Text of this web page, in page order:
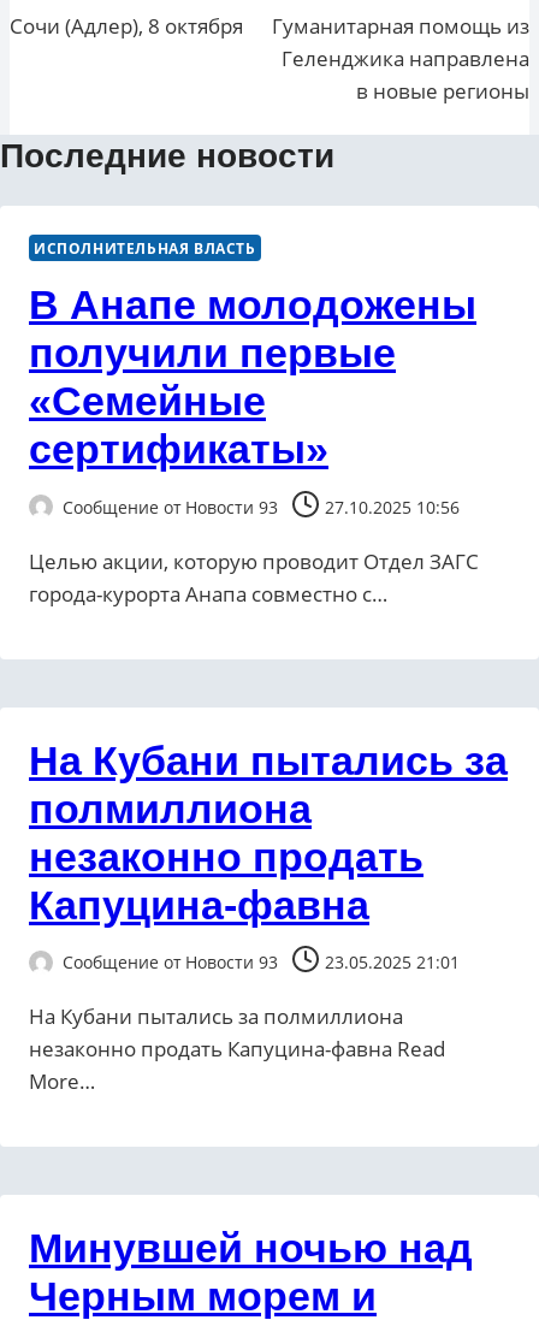
по
Сочи (Адлер), 8 октября
Гуманитарная помощь из
Геленджика направлена
в новые регионы
Последние новости
ИСПОЛНИТЕЛЬНАЯ ВЛАСТЬ
В Анапе молодожены
получили первые
«Семейные
сертификаты»
Сообщение от Новости 93 27.10.2025 10:56
Целью акции, которую проводит Отдел ЗАГС
города-курорта Анапа совместно с…
На Кубани пытались за
полмиллиона
незаконно продать
Капуцина-фавна
Сообщение от Новости 93 23.05.2025 21:01
На Кубани пытались за полмиллиона
незаконно продать Капуцина-фавна ​Read
More…
Минувшей ночью над
Черным морем и